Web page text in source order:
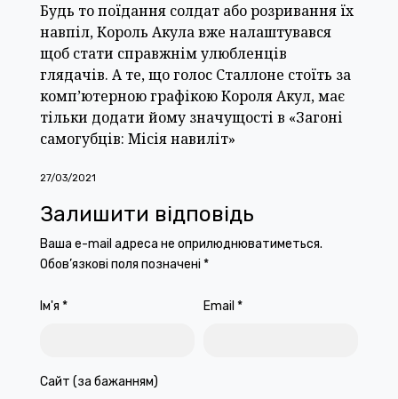
Будь то поїдання солдат або розривання їх
навпіл, Король Акула вже налаштувався
щоб стати справжнім улюбленців
глядачів. А те, що голос Сталлоне стоїть за
комп’ютерною графікою Короля Акул, має
тільки додати йому значущості в «Загоні
самогубців: Місія навиліт»
27/03/2021
Залишити відповідь
Ваша e-mail адреса не оприлюднюватиметься.
Обов’язкові поля позначені *
Ім'я * Email *
Сайт (за бажанням)